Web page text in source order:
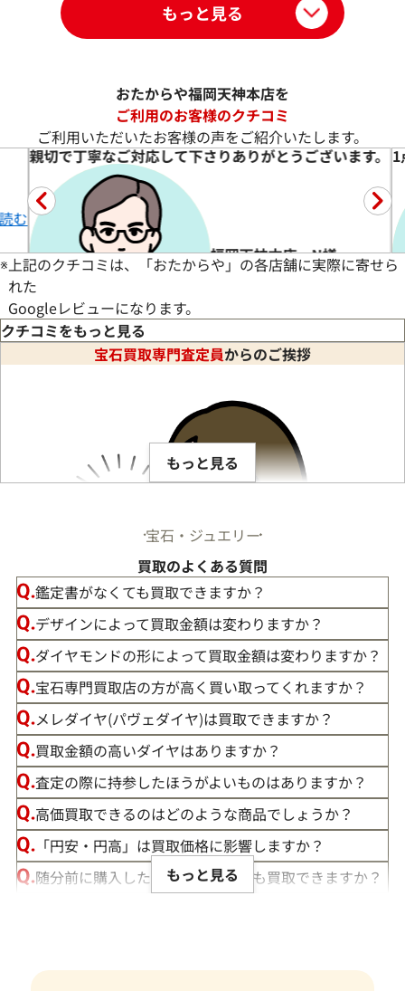
もっと見る
おたからや福岡天神本店を
ご利用のお客様のクチコミ
ご利用いただいたお客様の声をご紹介いたします。
。1点ずつしっかり説明してもらえたので納得できました。
福岡天神本店 A様
★★★★★5
※上記のクチコミは、「おたからや」の各店舗に実際に寄せら
れた
Googleレビューになります。
クチコミをもっと見る
宝石買取専門査定員からのご挨拶
この度は「おたからや」で宝石の買取をご利用いただき、誠
にありがとうございました。お客様の大切な宝石にご満足い
ただける価格をご提示できましたこと、大変嬉しく思います。
私たちの目標は、常にお客様にご満足いただける買取を提供
することです。そのためには、最新の市場動向をしっかりと把
最良の買取価格をご提示できるよう努めております。
もっと見る
宝石・ジュエリー
買取のよくある質問
鑑定書がなくても買取できますか？
デザインによって買取金額は変わりますか？
ダイヤモンドの形によって買取金額は変わりますか？
宝石専門買取店の方が高く買い取ってくれますか？
メレダイヤ(パヴェダイヤ)は買取できますか？
買取金額の高いダイヤはありますか？
査定の際に持参したほうがよいものはありますか？
高価買取できるのはどのような商品でしょうか？
「円安・円高」は買取価格に影響しますか？
随分前に購入したダイヤモンドでも買取できますか？
ダイヤモンドの買取価格には、どんなことが影響しま
もっと見る